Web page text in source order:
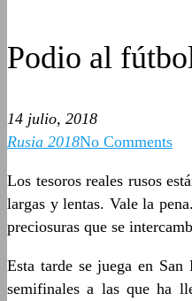
Podio al
14 julio, 2018
Rusia 2018No Comments
Los tesoros reales rusos
largas y lentas. Vale la
preciosuras que se
Esta tarde se juega en
semifinales a las que ha